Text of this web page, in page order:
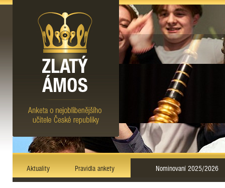
Aktuality Pravidla ankety Nominovaní 2025/2026